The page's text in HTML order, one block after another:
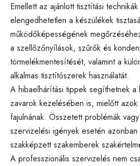
Emellett az ajánlott tisztítási
elengedhetetlen a készülékek
működőképességének
a szellőzőnyílások, szűrők és
törmelékmentesítését, valamint a
alkalmas tisztítószerek használatát.
A hibaelhárítási tippek segíthetnek a
zavarok kezelésében is, mielőtt
fajulnának. Összetett problémák
szervizelési igények esetén
szakképzett szakemberek
A professzionális szervizelés nem